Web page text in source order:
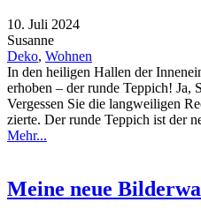
10. Juli 2024
Susanne
Deko, Wohnen
In den heiligen Hallen der
erhoben – der runde Teppich! Ja,
Vergessen Sie die langweiligen
zierte. Der runde Teppich ist der
Mehr...
Meine neue